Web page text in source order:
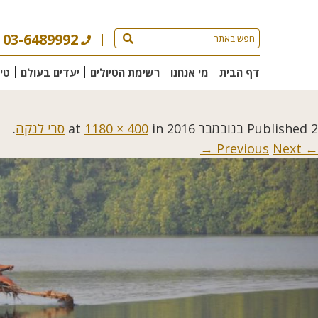
03-6489992
דף הבית מי אנחנו רשימת הטיולים יעדים בעולם
Published 2 בנובמבר 2016 1180 × 400 in סרי לנקה.
← Previous
Next →